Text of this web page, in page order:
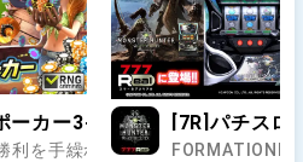
ーカー3-テキサスホールデム・
利を手繰れ――ポーカー、スロット
[7R]パチス